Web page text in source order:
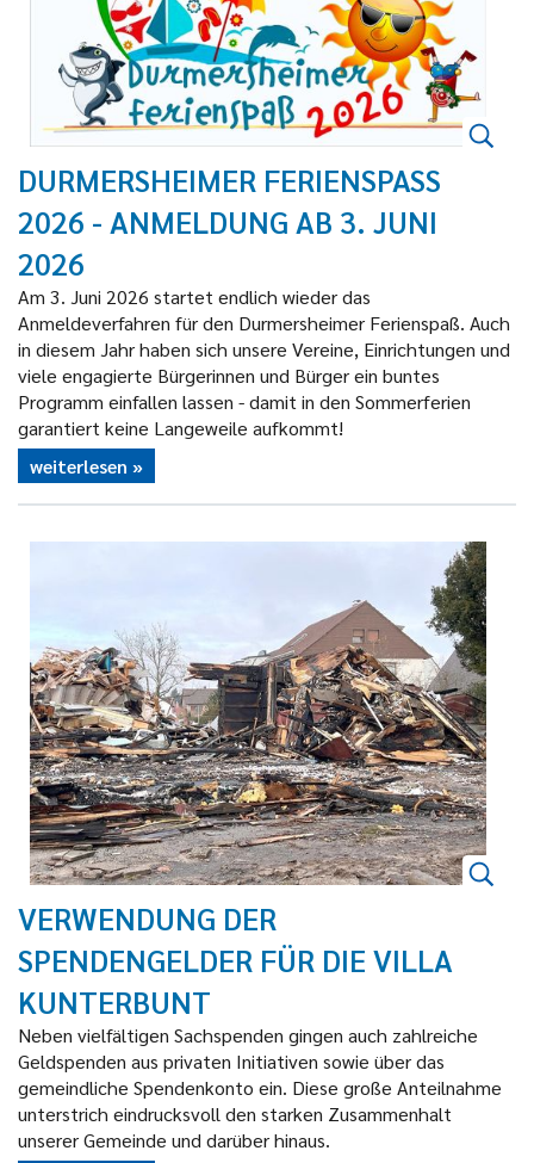
DURMERSHEIMER FERIENSPASS 2
026 - ANMELDUNG AB 3. JUNI 2
026
Am 3. Juni 2026 startet endlich wieder das
Anmeldeverfahren für den Durmersheimer Ferienspaß. Auch
in diesem Jahr haben sich unsere Vereine, Einrichtungen und
viele engagierte Bürgerinnen und Bürger ein buntes
Programm einfallen lassen - damit in den Sommerferien
garantiert keine Langeweile aufkommt!
weiterlesen
VERWENDUNG DER
SPENDENGELDER FÜR DIE VILLA
KUNTERBUNT
Neben vielfältigen Sachspenden gingen auch zahlreiche
Geldspenden aus privaten Initiativen sowie über das
gemeindliche Spendenkonto ein. Diese große Anteilnahme
unterstrich eindrucksvoll den starken Zusammenhalt
unserer Gemeinde und darüber hinaus.